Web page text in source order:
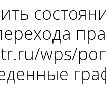
wps/